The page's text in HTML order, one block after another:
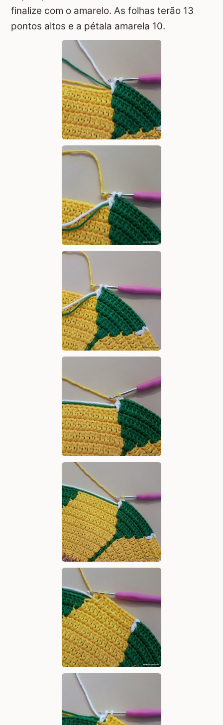
finalize com o amarelo. As folhas terão 13
pontos altos e a pétala amarela 10.